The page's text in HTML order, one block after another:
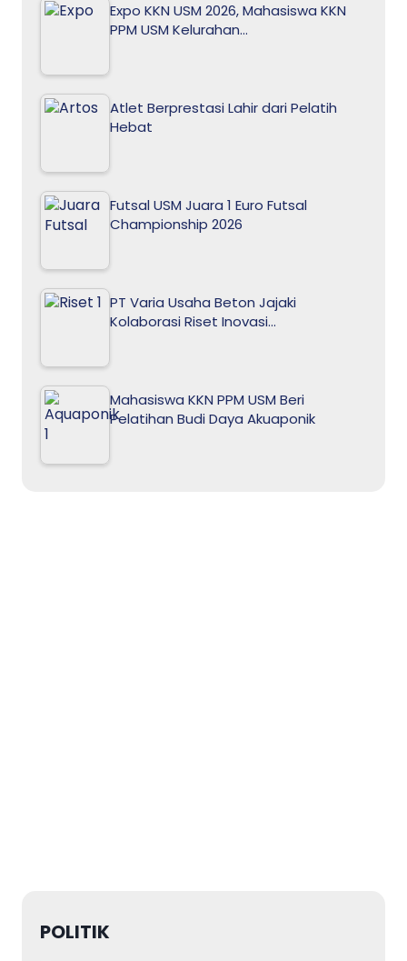
Expo KKN USM 2026, Mahasiswa KKN
PPM USM Kelurahan…
Atlet Berprestasi Lahir dari Pelatih
Hebat
Futsal USM Juara 1 Euro Futsal
Championship 2026
PT Varia Usaha Beton Jajaki
Kolaborasi Riset Inovasi…
Mahasiswa KKN PPM USM Beri
Pelatihan Budi Daya Akuaponik
POLITIK